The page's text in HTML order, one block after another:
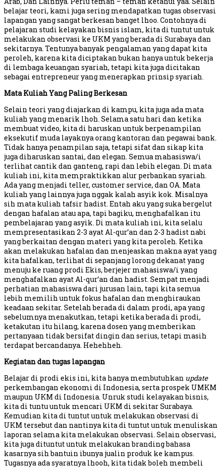
belajar teori, kami juga sering mendapatkan tugas observasi
lapangan yang sangat berkesan banget lhoo. Contohnya di
pelajaran studi kelayakan bisnis islam, kita di tuntut untuk
melakukan observasi ke UKM yang berada di Surabaya dan
sekitarnya. Tentunya banyak pengalaman yang dapat kita
peroleh, karena kita diciptakan bukan hanya untuk bekerja
di lembaga keuangan syariah, tetapi kita juga dicitakan
sebagai entrepreneur yang menerapkan prinsip syariah.
Mata Kuliah Yang Paling Berkesan
Selain teori yang diajarkan di kampu, kita juga ada mata
kuliah yang menarik lhoh. Selama satu hari dan ketika
membuat video, kita di haruskan untuk berpenampilan
eksekutif muda layaknya orang kantoran dan pegawai bank.
Tidak hanya penampilan saja, tetapi sifat dan sikap kita
juga diharuskan santai, dan elegan. Semua mahasiswa/i
terlihat cantik dan ganteng, rapi dan lebih elegan. Di mata
kuliah ini, kita mempraktikkan alur perbankan syariah.
Ada yang menjadi teller, customer service, dan OA. Mata
kuliah yang lainnya juga nggak kalah asyik kok. Misalnya
sih mata kuliah tafsir hadist. Entah aku yang suka bergelut
dengan hafalan atau apa, tapi bagiku, menghafalkan itu
pembelajaran yang asyik. Di mata kuliah ini, kita selalu
mempresentasikan 2-3 ayat Al-qur’an dan 2-3 hadist nabi
yang berkaitan dengan materi yang kita peroleh. Ketika
akan melakukan hafalan dan menjeaskan makna ayat yang
kita hafalkan, terlihat di sepanjang lorong dekanat yang
menuju ke ruang prodi Ekis, berjejer mahasiswa/i yang
menghafalkan ayat Al-qur’an dan hadist. Sempat menjadi
perhatian mahasiswa dari jurusan lain, tapi kita semua
lebih memilih untuk fokus hafalan dan menghiraukan
keadaan sekitar. Setelah berada di dalam prodi, apa yang
sebelumnya menakutkan, tetapi ketika berada di prodi,
ketakutan itu hilang, karena dosen yang memberikan
pertanyaan tidak bersifat dingin dan serius, tetapi masih
terdapat bercandanya. Hehehheh.
Kegiatan dan tugas lapangan
Belajar di prodi ekis ini, kita hanya membutuhkan update
perkembangan ekonomi di Indonesia, serta prospek UMKM
maupun UKM di Indonesia. Unruk studi kelayakan bisnis,
kita di tuntu untuk mencari UKM di sekitar Surabaya.
Kemudian kita di tuntut untuk melakukan observasi di
UKM tersebut dan nantinya kita di tuntut untuk menuliskan
laporan selama kita melakukan observasi. Selain observasi,
kita juga dituntut untuk melakukan branding bahasa
kasarnya sih bantuin ibunya jualin produk ke kampus.
Tugasnya ada syaratnya lhooh, kita tidak boleh membeli